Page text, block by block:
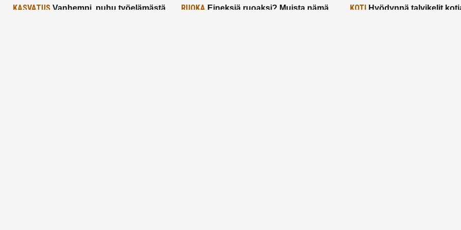
KASVATUS Vanhempi, puhu työelämästä
RUOKA Eineksiä ruoaksi? Muista nämä
KOTIHyödynnä talvikelit